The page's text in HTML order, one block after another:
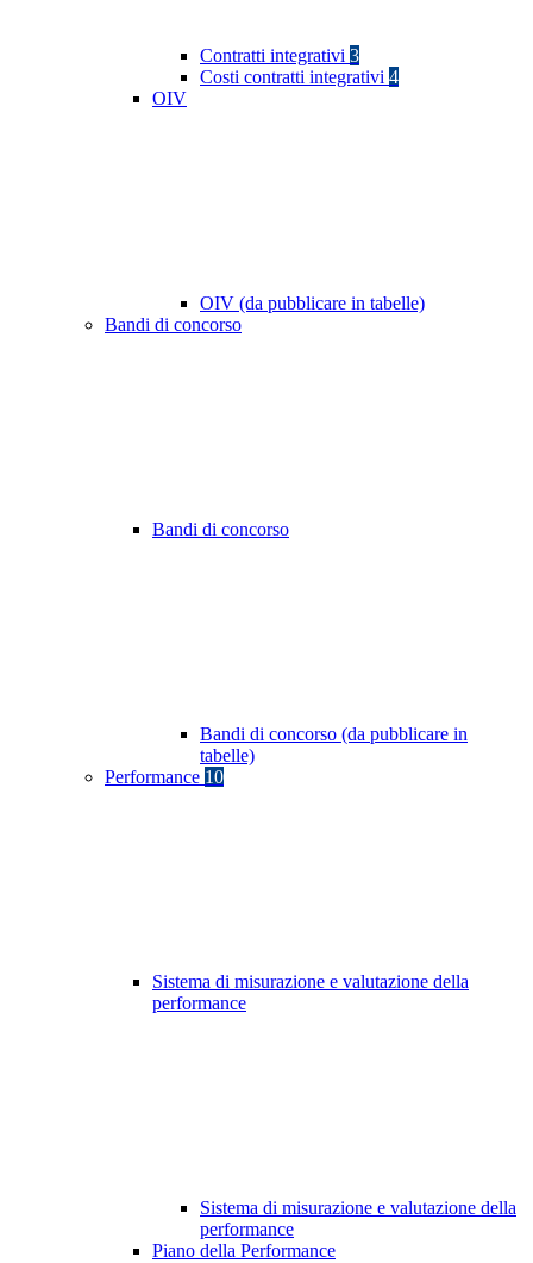
Contratti integrativi 3
Costi contratti integrativi 4
OIV
OIV (da pubblicare in tabelle)
Bandi di concorso
Bandi di concorso
Bandi di concorso (da pubblicare in
tabelle)
Performance 10
Sistema di misurazione e valutazione della
performance
Sistema di misurazione e valutazione della
performance
Piano della Performance